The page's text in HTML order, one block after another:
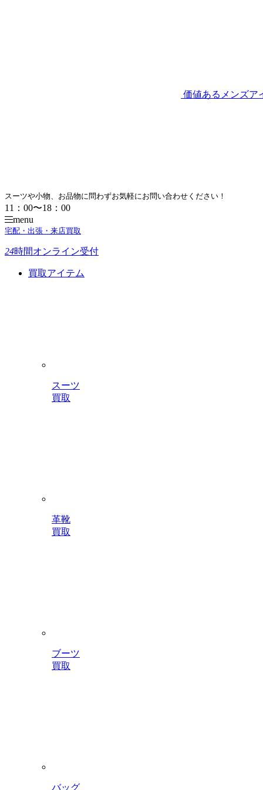
価値あるメンズア
スーツや小物、お品物に問わずお気軽にお問い合わせください！
11：00〜18：00
menu
宅配・出張・来店買取
24時間オンライン受付
買取アイテム
スーツ
買取
革靴
買取
ブーツ
買取
バッグ